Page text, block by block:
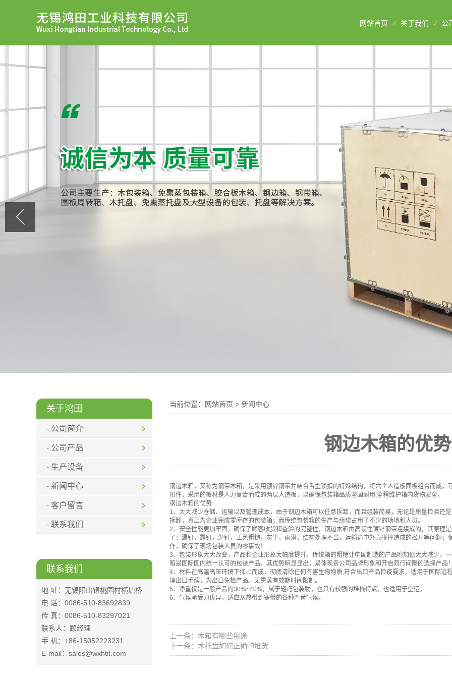
网站首页 关于我们 公
关于鸿田
公司简介
公司产品
生产设备
新闻中心
客户留言
联系我们
联系我们
地 址：无锡阳山镇桃园村横塘桥
电 话：0086-510-83692839
传 真：0086-510-83297021
联系人：顾经理
手 机：+86-15052223231
E-mail：sales@wxhtit.com
当前位置： 网站首页 > 新闻中心
钢边木箱的优
钢边木箱，又称为钢带木箱，是采用镀锌钢带并结合舌型锁扣的特殊结构，将六个人造板面板组合而成
扣件，采用的板材是人力复合而成的两层人造板，以确保包装箱品质坚固耐用,全程维护箱内货物安全。
钢边木箱的优势
1、大大减少仓储、运输以及管理成本，由于钢边木箱可以任意拆卸，而且组装简易，无论是质量检验还
拆卸，真正为企业完成零库存的包装箱；而传统包装箱的生产与组装占用了不少的场地和人员。
2、安全性能更加牢固，确保了顾客收货和查验的完整性，钢边木箱由高韧性镀锌钢带连接成的，其原理
了：漏钉，露钉，少钉，工艺粗糙，灰尘，雨淋，结构处理不当，运输途中外壳碰撞造成的松开等问题
作，确保了现场包装人员的零事故！
3、包装形象大大改变，产品和企业形象大幅度提升。传统箱的粗糟让中国制造的产品附加值大大减少，
箱是国际国内统一认可的包装产品，其优势明显显出，是体现贵公司品牌形象和开启同行间隔的选择产品
4、材料在高温高压环境下抑止而成，彻底清除任何有害生物物质,符合出口产品检疫要求，适用于国际远
理出口手续，为出口免检产品。无熏蒸有效期时间限制。
5、净重仅是一般产品的30%~40%，属于轻巧包装物，也具有较强的堆栈特点，也适用于空运。
6、气候承受力优异，适应从热带到寒带的各种严苛气候。
上一条：木箱有哪些用途
下一条：木托盘如何正确的堆货